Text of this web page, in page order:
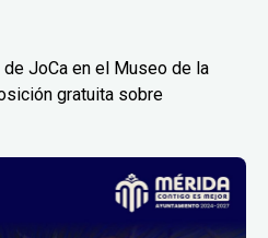
JoCa en el Museo de la
gratuita sobre